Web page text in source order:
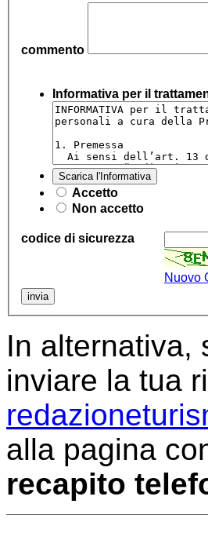
commento
Informativa per il
Scarica l'Informativa
Accetto
Non accetto
codice di sicurezza
Nuovo
In alternativa,
inviare la tua
alla pagina
recapito